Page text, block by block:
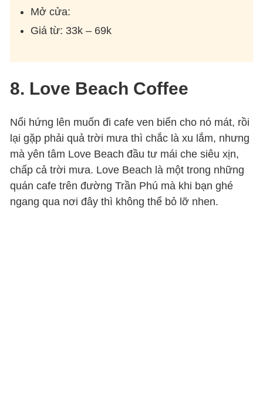
Mở cửa:
Giá từ: 33k – 69k
8. Love Beach Coffee
Nổi hứng lên muốn đi cafe ven biển cho nó mát, rồi
lại gặp phải quả trời mưa thì chắc là xu lắm, nhưng
mà yên tâm Love Beach đầu tư mái che siêu xịn,
chấp cả trời mưa. Love Beach là một trong những
quán cafe trên đường Trần Phú mà khi bạn ghé
ngang qua nơi đây thì không thể bỏ lỡ nhen.